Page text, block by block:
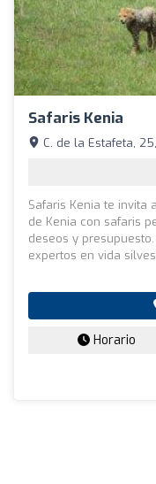
Safaris Kenia
C. de la Estafeta,
Safaris Kenia te invita
de Kenia con safaris
deseos y
expertos en vida
Horario